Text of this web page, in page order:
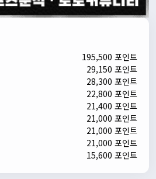
195,500 포인트
29,150 포인트
28,300 포인트
22,800 포인트
21,400 포인트
21,000 포인트
21,000 포인트
21,000 포인트
15,600 포인트